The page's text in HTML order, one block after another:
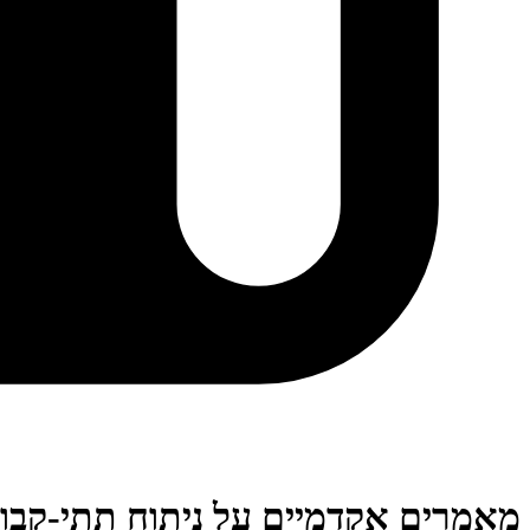
מאמרים אקדמיים על ניתוח תתי-